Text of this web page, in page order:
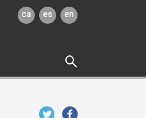
ca es en